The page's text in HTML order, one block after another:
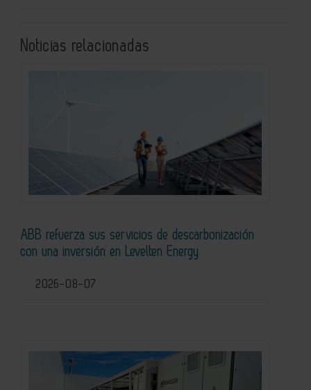
Noticias relacionadas
ABB refuerza sus servicios de descarbonización
con una inversión en Levelten Energy
2026-08-07